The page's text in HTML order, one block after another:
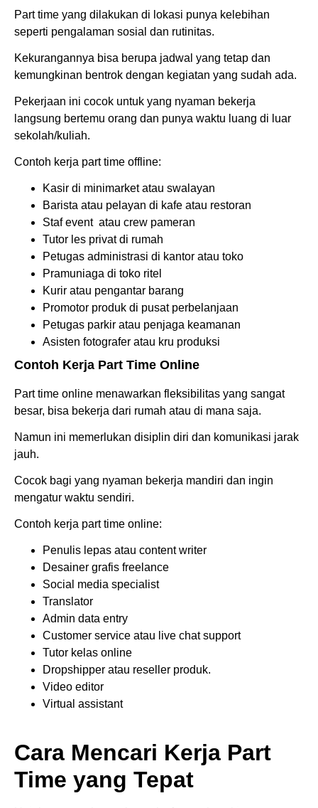
Part time yang dilakukan di lokasi punya kelebihan
seperti pengalaman sosial dan rutinitas.
Kekurangannya bisa berupa jadwal yang tetap dan
kemungkinan bentrok dengan kegiatan yang sudah ada.
Pekerjaan ini cocok untuk yang nyaman bekerja
langsung bertemu orang dan punya waktu luang di luar
sekolah/kuliah.
Contoh kerja part time offline:
Kasir di minimarket atau swalayan
Barista atau pelayan di kafe atau restoran
Staf event atau crew pameran
Tutor les privat di rumah
Petugas administrasi di kantor atau toko
Pramuniaga di toko ritel
Kurir atau pengantar barang
Promotor produk di pusat perbelanjaan
Petugas parkir atau penjaga keamanan
Asisten fotografer atau kru produksi
Contoh Kerja Part Time Online
Part time online menawarkan fleksibilitas yang sangat
besar, bisa bekerja dari rumah atau di mana saja.
Namun ini memerlukan disiplin diri dan komunikasi jarak
jauh.
Cocok bagi yang nyaman bekerja mandiri dan ingin
mengatur waktu sendiri.
Contoh kerja part time online:
Penulis lepas atau content writer
Desainer grafis freelance
Social media specialist
Translator
Admin data entry
Customer service atau live chat support
Tutor kelas online
Dropshipper atau reseller produk.
Video editor
Virtual assistant
Cara Mencari Kerja Part
Time yang Tepat